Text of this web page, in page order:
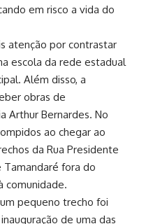
em risco a vida do
atenção por contrastar
escola da rede estadual
Além disso, a
obras de
Arthur Bernardes. No
ao chegar ao
da Rua Presidente
Tamandaré fora do
comunidade.
pequeno trecho foi
de uma das